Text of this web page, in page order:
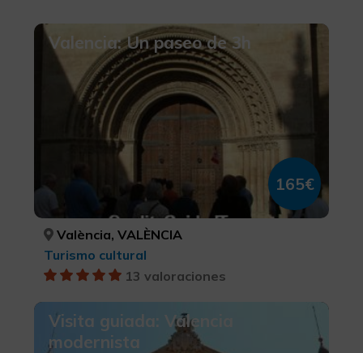
Valencia: Un paseo de 3h
165€
València, VALÈNCIA
Turismo cultural
13 valoraciones
Visita guiada: Valencia
modernista